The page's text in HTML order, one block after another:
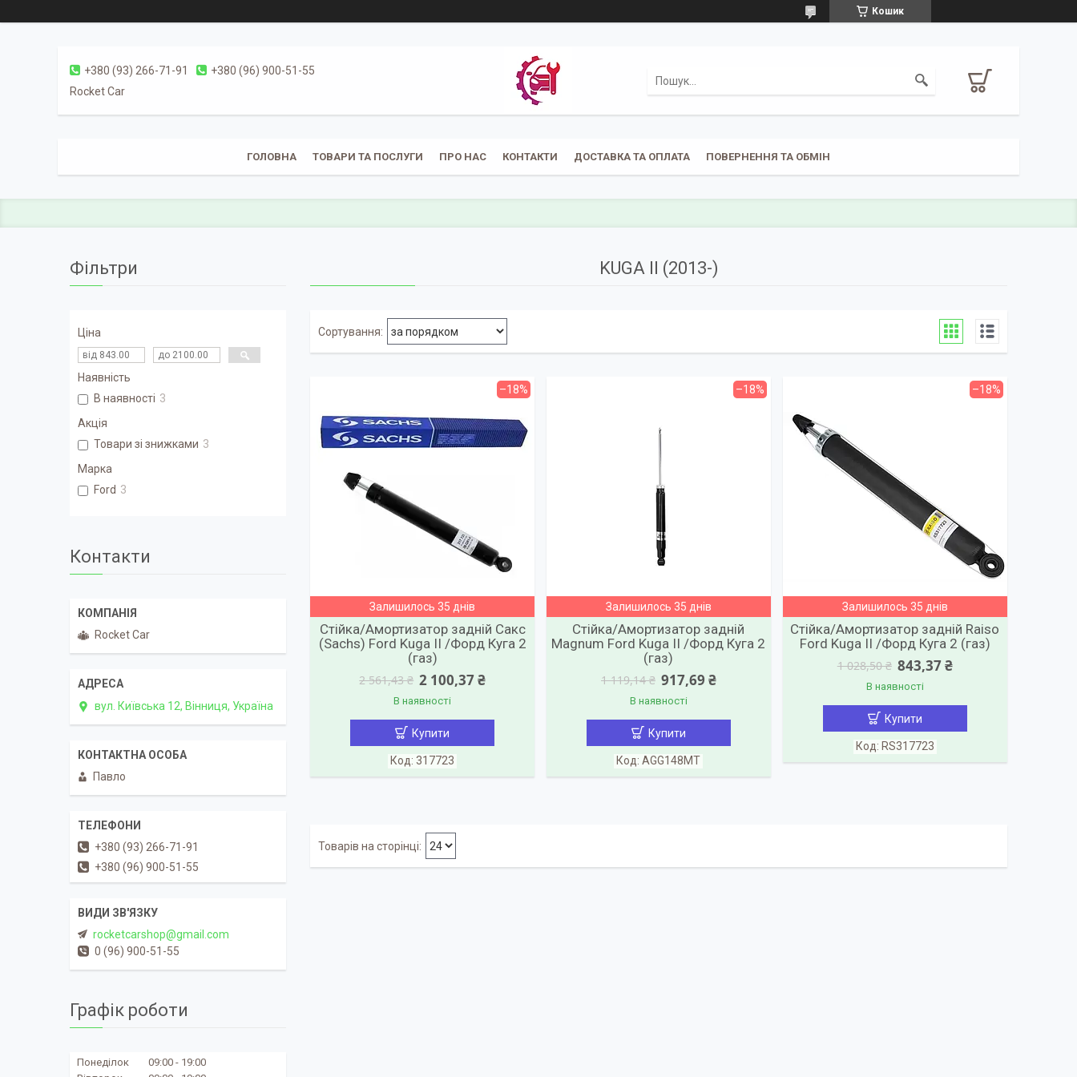
Кошик
+380 (93) 266-71-91
+380 (96) 900-51-55
Rocket Car
ГОЛОВНА ТОВАРИ ТА ПОСЛУГИ ПРО НАС КОНТАКТИ ДОСТАВКА ТА ОПЛАТА ПОВЕРНЕННЯ ТА ОБМІН
KUGA II (2013-)
–18%
Залишилось 35 днів
Стійка/Амортизатор задній Сакс
(Sachs) Ford Kuga II /Форд Куга 2
(газ)
2 561,43 ₴ 2 100,37 ₴
В наявності
Купити
317723
–18%
Залишилось 35 днів
Стійка/Амортизатор задній
Magnum Ford Kuga II /Форд Куга 2
(газ)
1 119,14 ₴ 917,69 ₴
В наявності
Купити
AGG148MT
–18%
Залишилось 35 днів
Стійка/Амортизатор задній Raiso
Ford Kuga II /Форд Куга 2 (газ)
1 028,50 ₴ 843,37 ₴
В наявності
Купити
RS317723
Фільтри
Ціна
Наявність
В наявності 3
Акція
Товари зі знижками 3
Марка
Ford 3
Контакти
Rocket Car
вул. Київська 12, Вінниця, Україна
Павло
+380 (93) 266-71-91
+380 (96) 900-51-55
rocketcarshop@gmail.com
0 (96) 900-51-55
Графік роботи
Понеділок 09:00
19:00